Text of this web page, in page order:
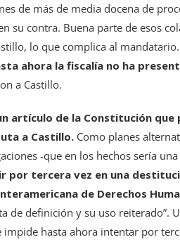
de más de media docena de
su contra. Buena parte de esos
lo que complica al mandatario.
ahora la fiscalía no ha
a Castillo.
artículo de la Constitución que
a Castillo. Como planes
-que en los hechos sería
por tercera vez en una
de Derechos
de definición y su uso reiterado”.
hasta ahora intentar por